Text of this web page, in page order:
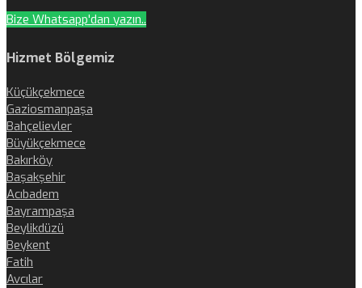
Bize Whatsapp'dan yazın..
Hizmet Bölgemiz
Küçükçekmece
Gaziosmanpaşa
Bahçelievler
Büyükçekmece
Bakırköy
Başakşehir
Acıbadem
Bayrampaşa
Beylikdüzü
Beykent
Fatih
Avcılar